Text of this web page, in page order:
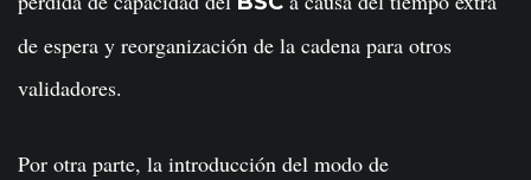
de espera y reorganización de la cadena para otros
validadores.
Por otra parte, la introducción del modo de